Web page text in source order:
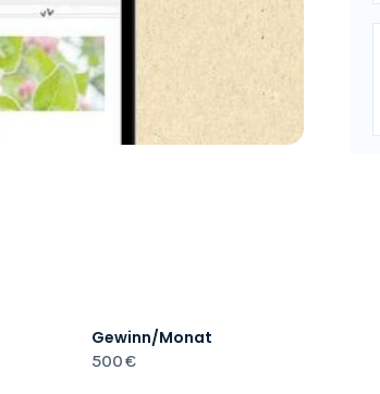
Gewinn/Monat
500 €